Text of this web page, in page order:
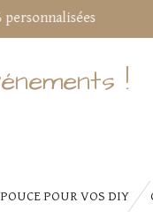
personnalisées
!
POUR VOS DIY